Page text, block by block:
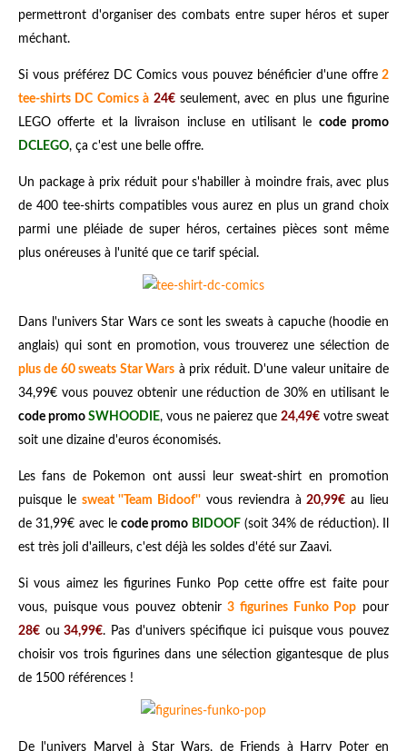
permettront d'organiser des combats entre super héros et super
méchant.
Si vous préférez DC Comics vous pouvez bénéficier d'une offre 2
tee-shirts DC Comics à 24€seulement, avec en plus une figurine
LEGO offerte et la livraison incluse en utilisant le code promo
DCLEGO, ça c'est une belle offre.
Un package à prix réduit pour s'habiller à moindre frais, avec plus
de 400 tee-shirts compatibles vous aurez en plus un grand choix
parmi une pléiade de super héros, certaines pièces sont même
plus onéreuses à l'unité que ce tarif spécial.
Dans l'univers Star Wars ce sont les sweats à capuche (hoodie en
anglais) qui sont en promotion, vous trouverez une sélection de
plus de 60 sweats Star Wars à prix réduit. D'une valeur unitaire de
34,99€ vous pouvez obtenir une réduction de 30% en utilisant le
code promo SWHOODIE, vous ne paierez que 24,49€ votre sweat
soit une dizaine d'euros économisés.
Les fans de Pokemon ont aussi leur sweat-shirt en promotion
puisque le sweat ''Team Bidoof'' vous reviendra à20,99€ au lieu
de 31,99€ avec lecode promo BIDOOF (soit 34% de réduction). Il
est très joli d'ailleurs, c'est déjà les soldes d'été sur Zaavi.
Si vous aimez les figurines Funko Pop cette offre est faite pour
vous, puisque vous pouvez obtenir3 figurines Funko Pop pour
28€ ou 34,99€. Pas d'univers spécifique ici puisque vous pouvez
choisir vos trois figurines dans une sélection gigantesque de plus
de 1500 références !
De l'univers Marvel à Star Wars, de Friends à Harry Poter en